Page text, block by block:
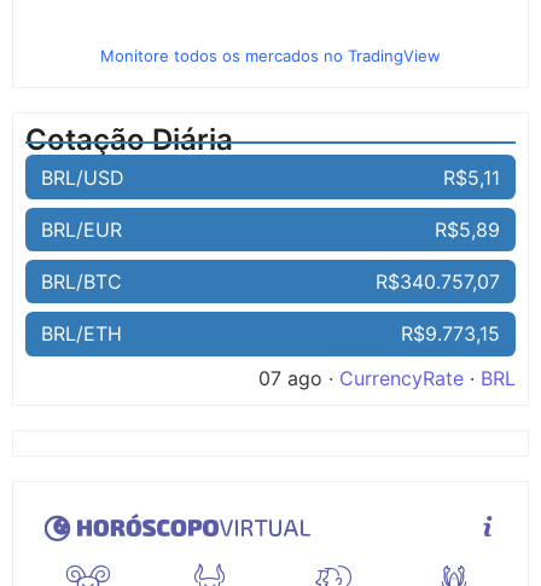
Monitore todos os mercados no TradingView
Cotação Diária
BRL/USD R$5,11
BRL/EUR R$5,89
BRL/BTC R$340.757,07
BRL/ETH
R$9.773,15
07 ago · CurrencyRate · BRL